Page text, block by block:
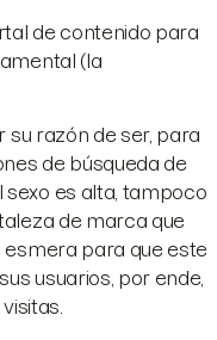
de contenido para
(la
su razón de ser, para
de búsqueda de
es alta, tampoco
de marca que
para que este
usuarios, por ende,